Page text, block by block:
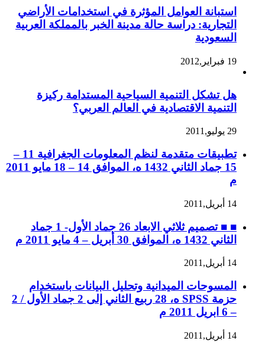
استبانة العوامل المؤثرة في استخدامات الأراضي
التجارية: دراسة حالة مدينة الخبر بالمملكة العربية
السعودية
19 فبراير,2012
هل تشكل التنمية السياحية المستدامة ركيزة
التنمية الاقتصادية في العالم العربي؟
29 يوليو,2011
تطبيقات متقدمة لنظم المعلومات الجغرافية 11 –
15 جماد الثاني 1432 ه، الموافق 14 – 18 مايو 2011
م
14 أبريل,2011
■ ■ تصميم ثلاثي الابعاد 26 جماد الأول- 1 جماد
الثاني 1432 ه، الموافق 30 أبريل – 4 مايو 2011 م
14 أبريل,2011
المسوحات الميدانية وتحليل البيانات باستخدام
حزمة SPSS ه، 28 ربيع الثاني إلى 2 جماد الأول / 2
– 6 ابريل 2011 م
14 أبريل,2011